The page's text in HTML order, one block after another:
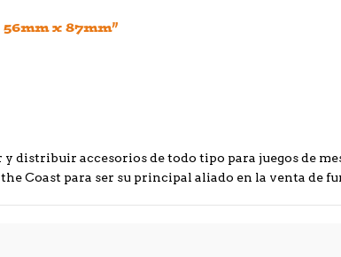
x 87mm”
distribuir accesorios de todo tipo para juegos de
Coast para ser su principal aliado en la venta de